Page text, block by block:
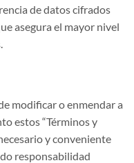
de datos cifrados
asegura el mayor nivel
modificar o enmendar a
estos “Términos y
y conveniente
responsabilidad